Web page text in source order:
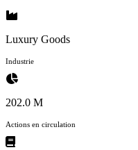
Luxury Goods
Industrie
202.0 M
Actions en circulation